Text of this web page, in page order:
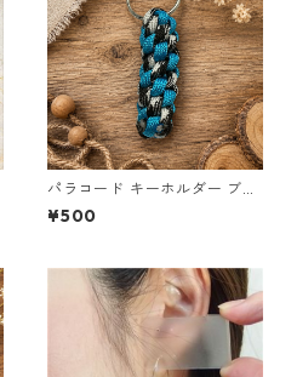
パラコード キーホルダー ブル
ー×ブラック・ホワイト ハンド
メイド 国産 本革 ヌメ革
¥500